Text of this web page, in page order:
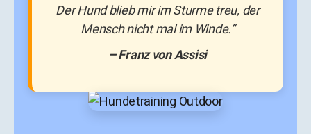
Der Hund blieb mir im Sturme treu, der
Mensch nicht mal im Winde.“
– Franz von Assisi